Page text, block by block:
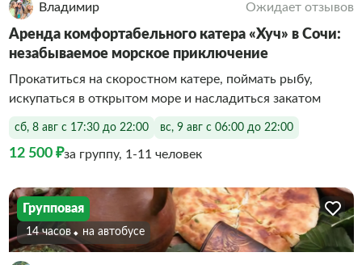
Владимир Ожидает отзывов
Аренда комфортабельного катера «Хуч» в Сочи:
незабываемое морское приключение
Прокатиться на скоростном катере, поймать рыбу,
искупаться в открытом море и насладиться закатом
сб, 8 авг с 17:30 до 22:00 вс, 9 авг с 06:00 до 22:00
12 500 ₽за группу, 1-11 человек
Групповая
14 часов На автобусе